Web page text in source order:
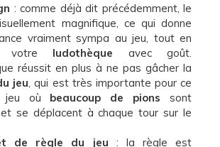
: comme déjà dit précédemment, le
magnifique, ce qui donne
vraiment sympa au jeu, tout en
votre ludothèque avec goût.
réussit en plus à ne pas gâcher la
jeu , qui est très importante pour ce
jeu où beaucoup de pions sont
se déplacent à chaque tour sur le
de règle du jeu : la règle est